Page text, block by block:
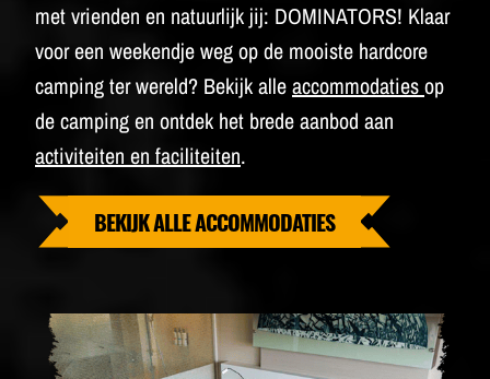
met vrienden en natuurlijk jij: DOMINATORS! Klaar
voor een weekendje weg op de mooiste hardcore
camping ter wereld? Bekijk alleaccommodatiesop
de camping en ontdek het brede aanbod aan
activiteiten en faciliteiten.
BEKIJK ALLE ACCOMMODATIES